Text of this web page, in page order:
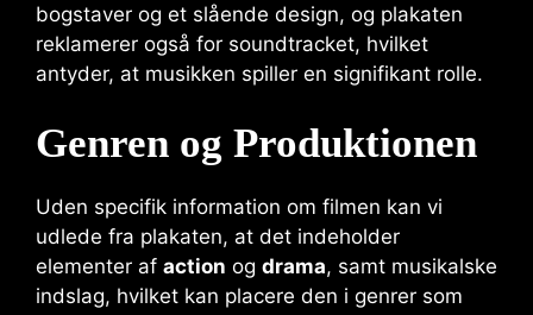
bogstaver og et slående design, og plakaten
reklamerer også for soundtracket, hvilket
antyder, at musikken spiller en signifikant rolle.
Genren og Produktionen
Uden specifik information om filmen kan vi
udlede fra plakaten, at det indeholder
elementer af action og drama, samt musikalske
indslag, hvilket kan placere den i genrer som